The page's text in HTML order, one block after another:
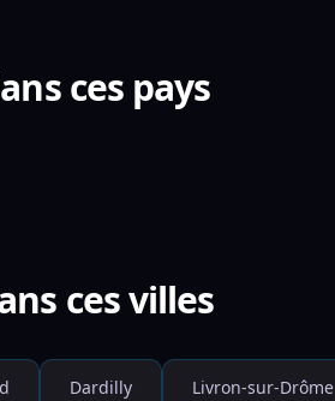
ces pays
ces villes
Dardilly Livron-sur-Drôme